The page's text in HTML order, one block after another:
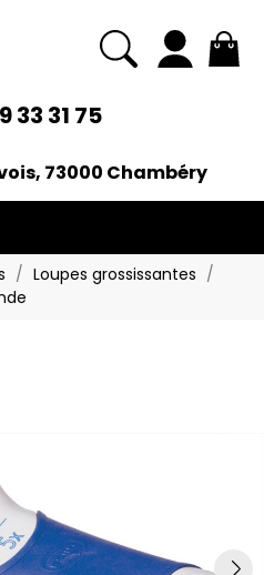
33 31 75
73000 Chambéry
Loupes grossissantes